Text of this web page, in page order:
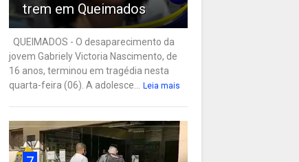
trem em Queimados
QUEIMADOS - O desaparecimento da
jovem Gabriely Victoria Nascimento, de
16 anos, terminou em tragédia nesta
quarta-feira (06). A adolesce...
Leia mais